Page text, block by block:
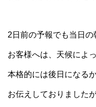
2日前の予報でも当日の
お客様へは、天候によ
本格的には後日になる
お伝えしておりましたが